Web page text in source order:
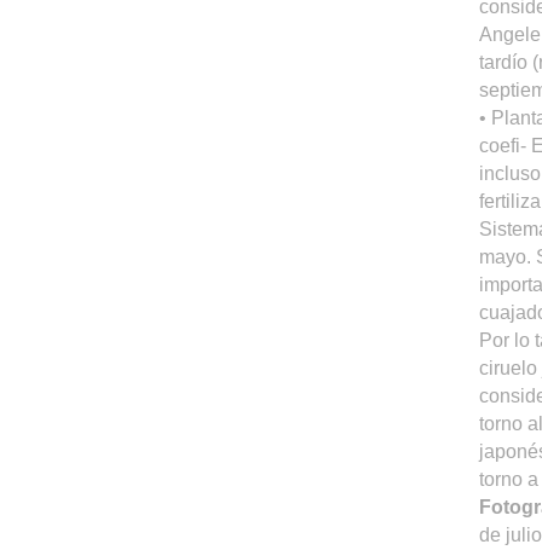
tardío
•
coefi-
mayo.
Por lo
ciruelo
torno
torno
de